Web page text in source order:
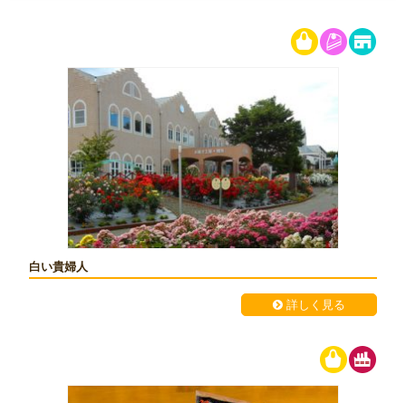
白い貴婦人
詳しく見る